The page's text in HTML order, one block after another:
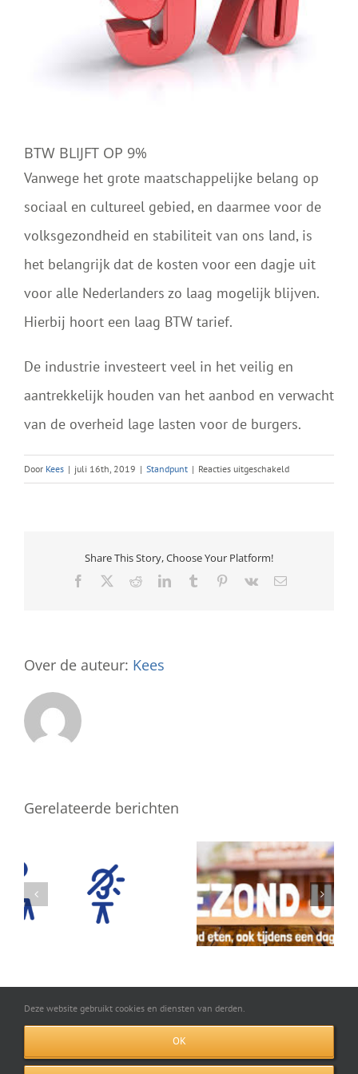
BTW BLIJFT OP 9%
Vanwege het grote maatschappelijke belang op
sociaal en cultureel gebied, en daarmee voor de
volksgezondheid en stabiliteit van ons land, is
het belangrijk dat de kosten voor een dagje uit
voor alle Nederlanders zo laag mogelijk blijven.
Hierbij hoort een laag BTW tarief.
De industrie investeert veel in het veilig en
aantrekkelijk houden van het aanbod en verwacht
van de overheid lage lasten voor de burgers.
Door Kees | juli 16th, 2019 | Standpunt | Reacties uitgeschakeldvoor
BTW
Share This Story, Choose Your Platform!
Facebook RedditLinkedInTumblr Pinterest
Vk
E-
Over de auteur: Kees
Gerelateerde berichten
Disclaimer|Privacy policy|LinkedIn| ©Alle rechten
Deze website gebruikt cookies en diensten van derden.
OK